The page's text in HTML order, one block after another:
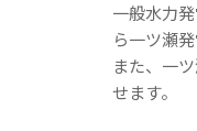
一般水力
ら一ツ瀬
また、一
せます。